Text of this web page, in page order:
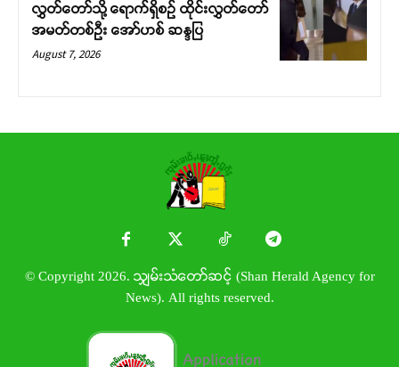
လွှတ်တော်သို့ ရောက်ရှိစဉ် ထိုင်းလွှတ်တော်
အမတ်တစ်ဦး အော်ဟစ် ဆန္ဒပြ
August 7, 2026
© Copyright 2026. သျှမ်းသံတော်ဆင့် (Shan Herald Agency for
News). All rights reserved.